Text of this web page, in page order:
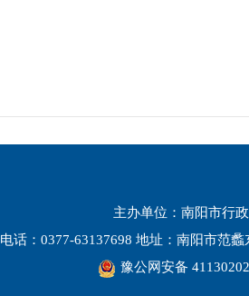
主办单位：南阳市行
电话：0377-63137698 地址：南阳市范
豫公网安备